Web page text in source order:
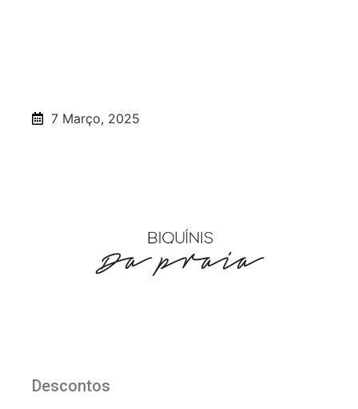
7 Março, 2025
Descontos